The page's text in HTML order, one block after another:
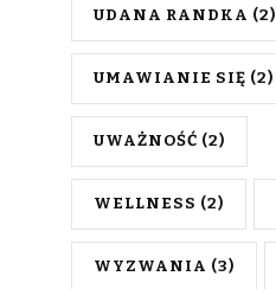
UDANA RANDKA (2)
UMAWIANIE SIĘ (2)
UWAŻNOŚĆ (2)
WELLNESS (2)
WYZWANIA (3)